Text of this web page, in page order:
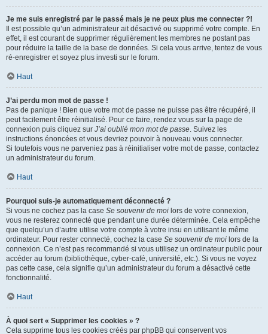
Je me suis enregistré par le passé mais je ne peux plus me connecter ?!
Il est possible qu’un administrateur ait désactivé ou supprimé votre compte. En
effet, il est courant de supprimer régulièrement les membres ne postant pas
pour réduire la taille de la base de données. Si cela vous arrive, tentez de vous
ré-enregistrer et soyez plus investi sur le forum.
Haut
J’ai perdu mon mot de passe !
Pas de panique ! Bien que votre mot de passe ne puisse pas être récupéré, il
peut facilement être réinitialisé. Pour ce faire, rendez vous sur la page de
connexion puis cliquez sur J’ai oublié mon mot de passe. Suivez les
instructions énoncées et vous devriez pouvoir à nouveau vous connecter.
Si toutefois vous ne parveniez pas à réinitialiser votre mot de passe, contactez
un administrateur du forum.
Haut
Pourquoi suis-je automatiquement déconnecté ?
Si vous ne cochez pas la case Se souvenir de moi lors de votre connexion,
vous ne resterez connecté que pendant une durée déterminée. Cela empêche
que quelqu’un d’autre utilise votre compte à votre insu en utilisant le même
ordinateur. Pour rester connecté, cochez la case Se souvenir de moi lors de la
connexion. Ce n’est pas recommandé si vous utilisez un ordinateur public pour
accéder au forum (bibliothèque, cyber-café, université, etc.). Si vous ne voyez
pas cette case, cela signifie qu’un administrateur du forum a désactivé cette
fonctionnalité.
Haut
À quoi sert « Supprimer les cookies » ?
Cela supprime tous les cookies créés par phpBB qui conservent vos